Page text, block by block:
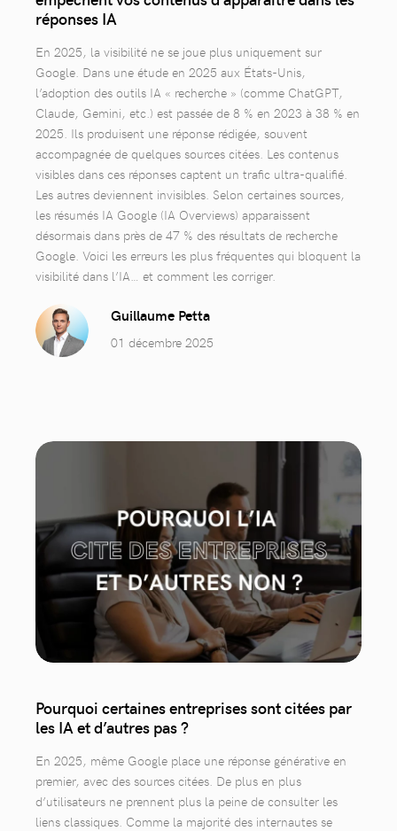
réponses IA
En 2025, la visibilité ne se joue plus uniquement sur
Google. Dans une étude en 2025 aux États-Unis,
l’adoption des outils IA « recherche » (comme ChatGPT,
Claude, Gemini, etc.) est passée de 8 % en 2023 à 38 % en
2025. Ils produisent une réponse rédigée, souvent
accompagnée de quelques sources citées. Les contenus
visibles dans ces réponses captent un trafic ultra-qualifié.
Les autres deviennent invisibles. Selon certaines sources,
les résumés IA Google (IA Overviews) apparaissent
désormais dans près de 47 % des résultats de recherche
Google. Voici les erreurs les plus fréquentes qui bloquent la
visibilité dans l’IA… et comment les corriger.
Guillaume Petta
01 décembre 2025
Pourquoi certaines entreprises sont citées par
les IA et d’autres pas ?
En 2025, même Google place une réponse générative en
premier, avec des sources citées. De plus en plus
d’utilisateurs ne prennent plus la peine de consulter les
liens classiques. Comme la majorité des internautes se